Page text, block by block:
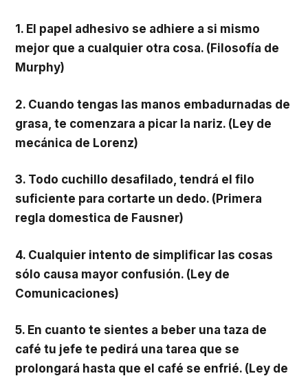
1. El papel adhesivo se adhiere a si mismo
mejor que a cualquier otra cosa. (Filosofía de
Murphy)
2. Cuando tengas las manos embadurnadas de
grasa, te comenzara a picar la nariz. (Ley de
mecánica de Lorenz)
3. Todo cuchillo desafilado, tendrá el filo
suficiente para cortarte un dedo. (Primera
regla domestica de Fausner)
4. Cualquier intento de simplificar las cosas
sólo causa mayor confusión. (Ley de
Comunicaciones)
5. En cuanto te sientes a beber una taza de
café tu jefe te pedirá una tarea que se
prolongará hasta que el café se enfrié. (Ley de